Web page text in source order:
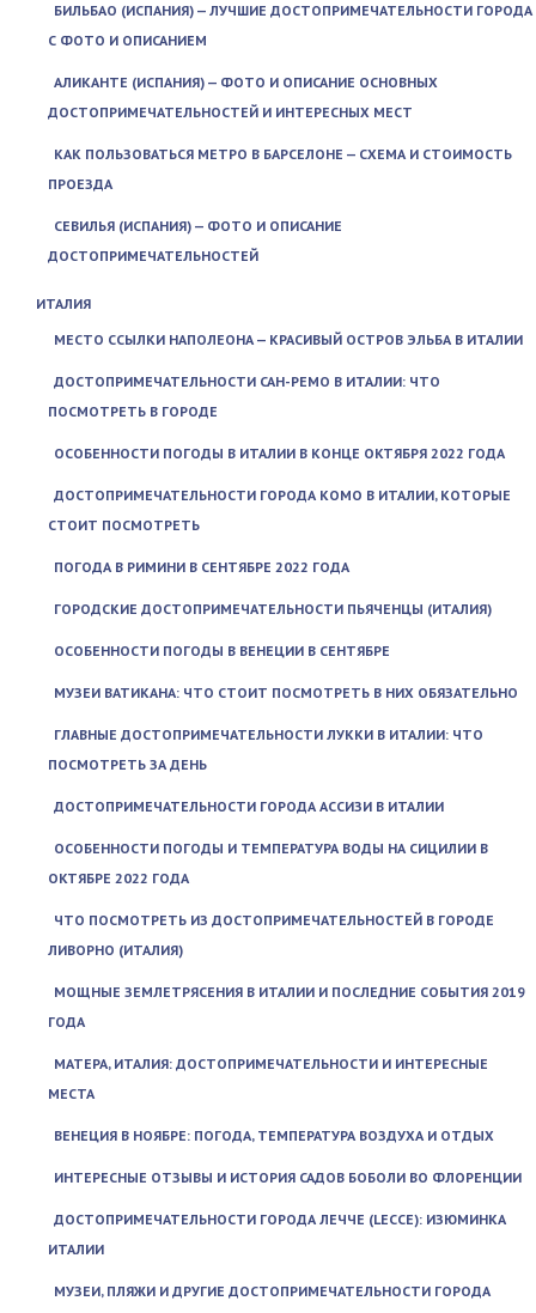
БИЛЬБАО (ИСПАНИЯ) — ЛУЧШИЕ ДОСТОПРИМЕЧАТЕЛЬНОСТИ ГОРОДА
С ФОТО И ОПИСАНИЕМ
АЛИКАНТЕ (ИСПАНИЯ) — ФОТО И ОПИСАНИЕ ОСНОВНЫХ
ДОСТОПРИМЕЧАТЕЛЬНОСТЕЙ И ИНТЕРЕСНЫХ МЕСТ
КАК ПОЛЬЗОВАТЬСЯ МЕТРО В БАРСЕЛОНЕ — СХЕМА И СТОИМОСТЬ
ПРОЕЗДА
СЕВИЛЬЯ (ИСПАНИЯ) — ФОТО И ОПИСАНИЕ
ДОСТОПРИМЕЧАТЕЛЬНОСТЕЙ
ИТАЛИЯ
МЕСТО ССЫЛКИ НАПОЛЕОНА — КРАСИВЫЙ ОСТРОВ ЭЛЬБА В ИТАЛИИ
ДОСТОПРИМЕЧАТЕЛЬНОСТИ САН-РЕМО В ИТАЛИИ: ЧТО
ПОСМОТРЕТЬ В ГОРОДЕ
ОСОБЕННОСТИ ПОГОДЫ В ИТАЛИИ В КОНЦЕ ОКТЯБРЯ 2022 ГОДА
ДОСТОПРИМЕЧАТЕЛЬНОСТИ ГОРОДА КОМО В ИТАЛИИ, КОТОРЫЕ
СТОИТ ПОСМОТРЕТЬ
ПОГОДА В РИМИНИ В СЕНТЯБРЕ 2022 ГОДА
ГОРОДСКИЕ ДОСТОПРИМЕЧАТЕЛЬНОСТИ ПЬЯЧЕНЦЫ (ИТАЛИЯ)
ОСОБЕННОСТИ ПОГОДЫ В ВЕНЕЦИИ В СЕНТЯБРЕ
МУЗЕИ ВАТИКАНА: ЧТО СТОИТ ПОСМОТРЕТЬ В НИХ ОБЯЗАТЕЛЬНО
ГЛАВНЫЕ ДОСТОПРИМЕЧАТЕЛЬНОСТИ ЛУККИ В ИТАЛИИ: ЧТО
ПОСМОТРЕТЬ ЗА ДЕНЬ
ДОСТОПРИМЕЧАТЕЛЬНОСТИ ГОРОДА АССИЗИ В ИТАЛИИ
ОСОБЕННОСТИ ПОГОДЫ И ТЕМПЕРАТУРА ВОДЫ НА СИЦИЛИИ В
ОКТЯБРЕ 2022 ГОДА
ЧТО ПОСМОТРЕТЬ ИЗ ДОСТОПРИМЕЧАТЕЛЬНОСТЕЙ В ГОРОДЕ
ЛИВОРНО (ИТАЛИЯ)
МОЩНЫЕ ЗЕМЛЕТРЯСЕНИЯ В ИТАЛИИ И ПОСЛЕДНИЕ СОБЫТИЯ 2019
ГОДА
МАТЕРА, ИТАЛИЯ: ДОСТОПРИМЕЧАТЕЛЬНОСТИ И ИНТЕРЕСНЫЕ
МЕСТА
ВЕНЕЦИЯ В НОЯБРЕ: ПОГОДА, ТЕМПЕРАТУРА ВОЗДУХА И ОТДЫХ
ИНТЕРЕСНЫЕ ОТЗЫВЫ И ИСТОРИЯ САДОВ БОБОЛИ ВО ФЛОРЕНЦИИ
ДОСТОПРИМЕЧАТЕЛЬНОСТИ ГОРОДА ЛЕЧЧЕ (LECCE): ИЗЮМИНКА
ИТАЛИИ
МУЗЕИ, ПЛЯЖИ И ДРУГИЕ ДОСТОПРИМЕЧАТЕЛЬНОСТИ ГОРОДА